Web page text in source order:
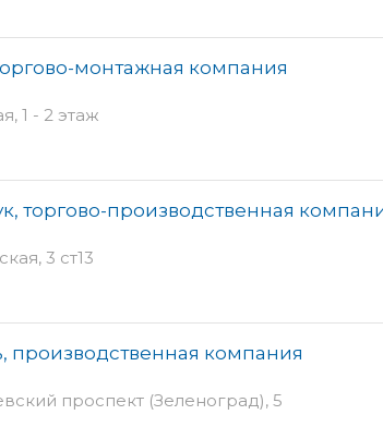
монтажная компания
1 - 2 этаж
торгово-производственная
3 ст13
производственная компания
проспект (Зеленоград), 5